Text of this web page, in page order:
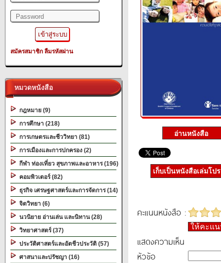
สมัครสมาชิก ลืมรหัสผ่าน
หมวดหนังสือ
กฎหมาย (9)
การศึกษา (218)
การเกษตรและชีววิทยา (81)
การเมืองและการปกครอง (2)
กีฬา ท่องเที่ยว สุขภาพและอาหาร (196)
คอมพิวเตอร์ (82)
ธุรกิจ เศรษฐศาสตร์และการจัดการ (14)
จิตวิทยา (6)
นวนิยาย อ่านเล่น และนิทาน (28)
วิทยาศาสตร์ (37)
ประวัติศาสตร์และอัตชีวประวัติ (57)
ศาสนาและปรัชญา (16)
เก็บเป็นหนังสือเล่มโป
คะแนนหนังสือ :
ให้คะแ
แสดงความเห็น
หัวข้อ